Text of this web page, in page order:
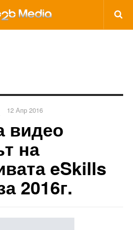
12 Апр 2016
видео
на
eSkills
2016г.